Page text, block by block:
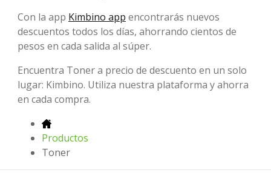
Con la app Kimbino app encontrarás nuevos
descuentos todos los días, ahorrando cientos de
pesos en cada salida al súper.
Encuentra Toner a precio de descuento en un solo
lugar: Kimbino. Utiliza nuestra plataforma y ahorra
en cada compra.
Productos
Toner